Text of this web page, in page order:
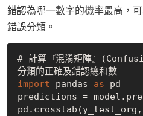
錯認為哪一數字的機率最高，
錯誤分類。
# 計算『混淆矩陣』
分類的正確及錯認總和數
import pandas as pd
predictions =